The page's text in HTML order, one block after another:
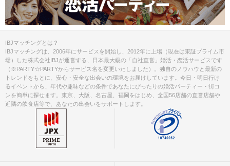
IBJマッチングとは？
IBJマッチングは、2006年にサービスを開始し、2012年に上場（現在は東証プライム市
場）した株式会社IBJが運営する、日本最大級の「自社直営」婚活・恋活サービスです
（※PARTY☆PARTYからサービス名を変更いたしました）。独自のノウハウと最新の
トレンドをもとに、安心・安全な出会いの環境をお届けしています。今日・明日行け
るイベントから、年代や趣味などの条件であなたにぴったりの婚活パーティー・街コ
ンを簡単に探せます。東京、大阪、名古屋、福岡をはじめ、全国56店舗の直営店舗や
近隣の飲食店等で、あなたの出会いをサポートします。